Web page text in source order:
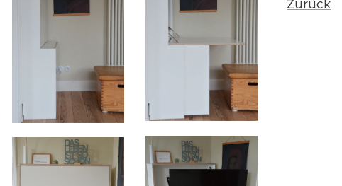
Zurück